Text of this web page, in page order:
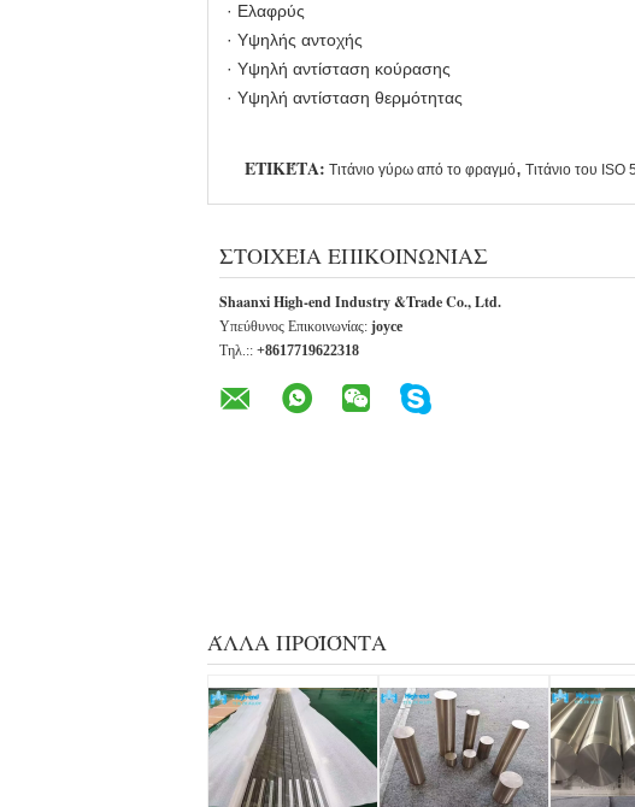
· Ελαφρύς
· Υψηλής αντοχής
· Υψηλή αντίσταση κούρασης
· Υψηλή αντίσταση θερμότητας
ΕΤΙΚΈΤΑ: Τιτάνιο γύρω από το φραγμό, Τιτάνιο του
ΣΤΟΙΧΕΊΑ ΕΠΙΚΟΙΝΩΝΊΑΣ
Shaanxi High-end Industry &Trade Co., Ltd.
Υπεύθυνος Επικοινωνίας: joyce
Τηλ.:: +8617719622318
ΆΛΛΑ ΠΡΟΪΌΝΤΑ